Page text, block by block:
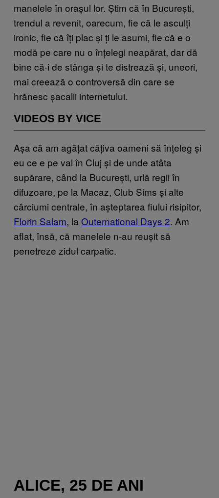
manelele în orașul lor. Știm că în București,
trendul a revenit, oarecum, fie că le asculți
ironic, fie că îți plac și ți le asumi, fie că e o
modă pe care nu o înțelegi neapărat, dar dă
bine că-i de stânga și te distrează și, uneori,
mai creează o controversă din care se
hrănesc șacalii internetului.
VIDEOS BY VICE
Așa că am agățat câțiva oameni să înțeleg și
eu ce e pe val în Cluj și de unde atâta
supărare, când la București, urlă regii în
difuzoare, pe la Macaz, Club Sims și alte
cârciumi centrale, în așteptarea fiului risipitor,
Florin Salam, la Outernational Days 2. Am
aflat, însă, că manelele n-au reușit să
penetreze zidul carpatic.
ALICE, 25 DE ANI